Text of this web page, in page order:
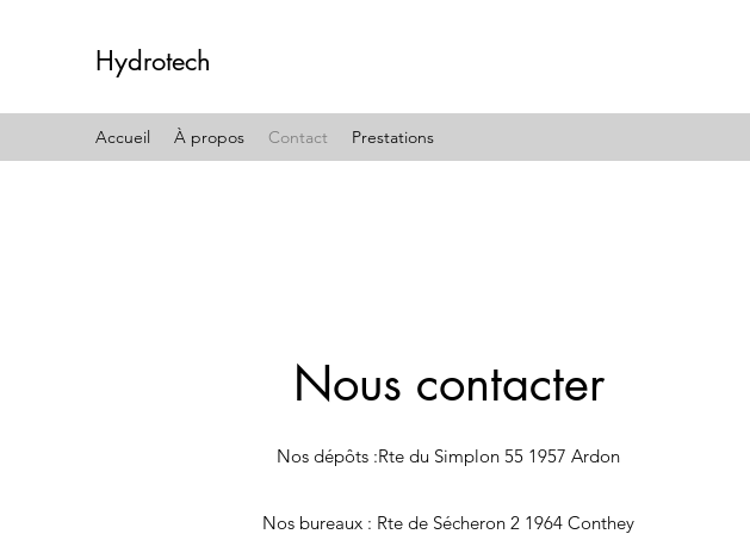
Hydrotech
Accueil À propos Contact Prestations
Nous contacter
Nos dépôts :Rte du Simplon 55 1957 Ardon
​​Nos bureaux : Rte de Sécheron 2 1964 Conthey